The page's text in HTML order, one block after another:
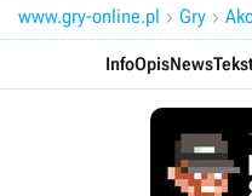
www.gry-online.pl  Gry 
InfoOpisNews